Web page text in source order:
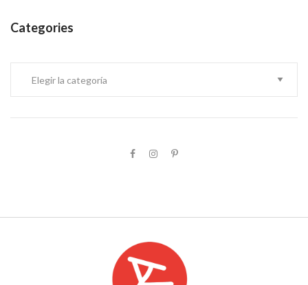
Categories
Categories